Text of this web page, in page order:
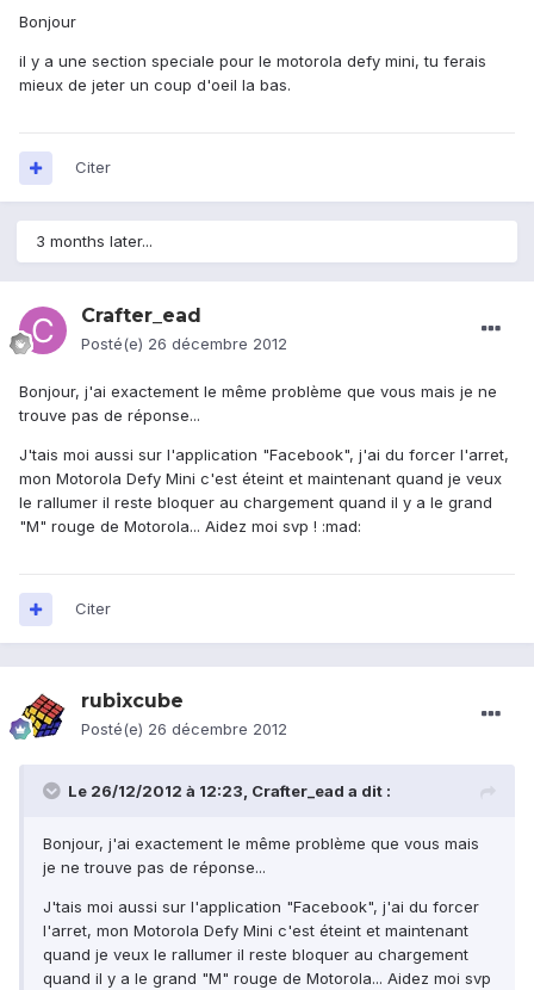
Bonjour
il y a une section speciale pour le motorola defy mini, tu ferais
mieux de jeter un coup d'oeil la bas.
Citer
3 months later...
Crafter_ead
Posté(e) 26 décembre 2012
Bonjour, j'ai exactement le même problème que vous mais je ne
trouve pas de réponse...
J'tais moi aussi sur l'application "Facebook", j'ai du forcer l'arret,
mon Motorola Defy Mini c'est éteint et maintenant quand je veux
le rallumer il reste bloquer au chargement quand il y a le grand
"M" rouge de Motorola... Aidez moi svp ! :mad:
Citer
rubixcube
Posté(e) 26 décembre 2012
Le 26/12/2012 à 12:23, Crafter_ead a dit :
Bonjour, j'ai exactement le même problème que vous mais
je ne trouve pas de réponse...
J'tais moi aussi sur l'application "Facebook", j'ai du forcer
l'arret, mon Motorola Defy Mini c'est éteint et maintenant
quand je veux le rallumer il reste bloquer au chargement
quand il y a le grand "M" rouge de Motorola... Aidez moi svp